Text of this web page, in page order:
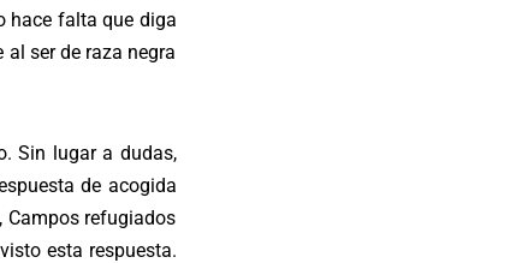
hace falta que diga
ser de raza negra
Sin lugar a dudas,
de acogida
Campos refugiados
esta respuesta.